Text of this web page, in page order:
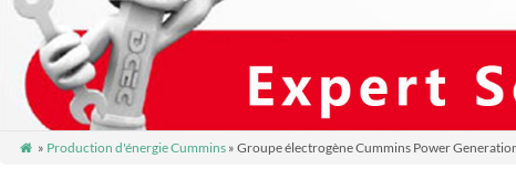
 » Production d'énergie Cummins» Groupe électrogène Cummins Power